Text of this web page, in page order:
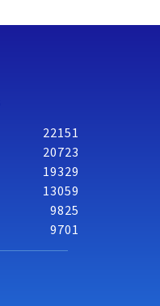
22151
20723
19329
13059
9825
9701